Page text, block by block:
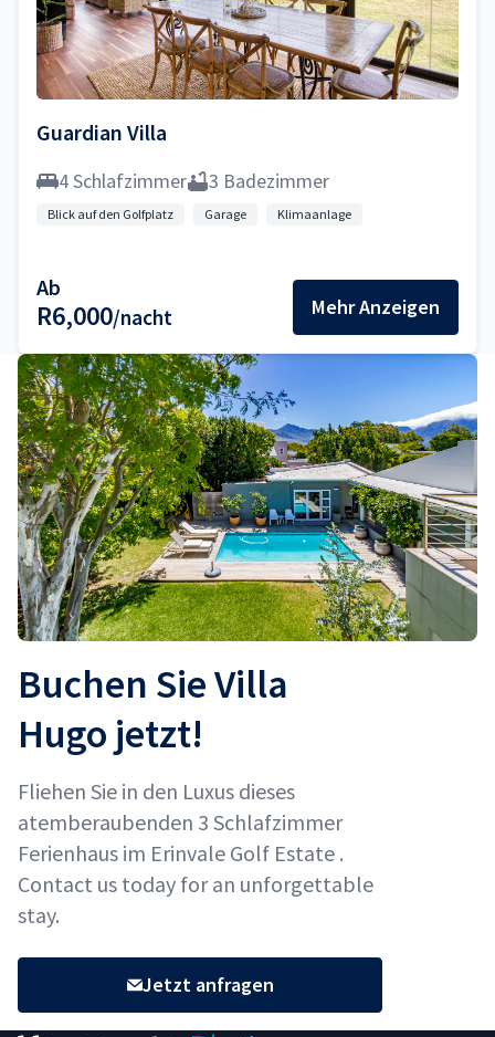
Guardian Villa
4 Schlafzimmer 3 Badezimmer
Blick auf den Golfplatz Garage Klimaanlage
Ab
R6,000/nacht Mehr Anzeigen
Buchen Sie Villa
Hugo jetzt!
Fliehen Sie in den Luxus dieses
atemberaubenden 3 Schlafzimmer
Ferienhaus im Erinvale Golf Estate .
Contact us today for an unforgettable
stay.
Jetzt anfragen